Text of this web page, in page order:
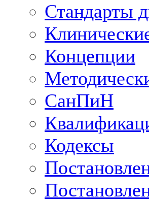
Стандарты
Концепции
СанПиН
Кодексы